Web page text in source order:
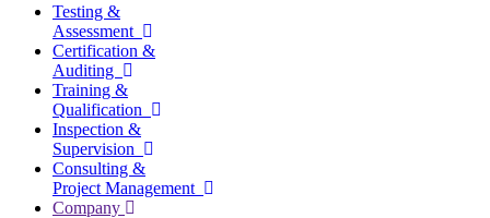
Testing &
Assessment
Certification &
Auditing
Training &
Qualification
Inspection &
Supervision
Consulting &
Project Management
Company